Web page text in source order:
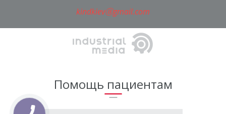
Помощь пациентам
kindkievⓐgmail.com